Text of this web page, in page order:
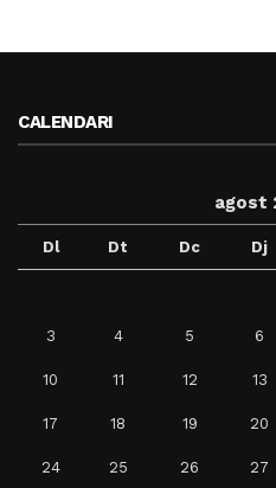
CALENDARI
agost
Dl Dt Dc Dj
3 4 5 6
10 11 12 13
17 18 19 20
24 25 26 27